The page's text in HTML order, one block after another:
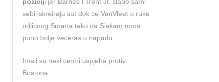
sebi iskreiraju sut dok ce VanVleet u ruke
odlicnog Smarta tako da Siakam mora
puno bolje veceras u napadu.
Imali su neki centri uspjeha protiv
Bostona.